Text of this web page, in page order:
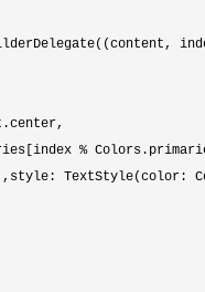
%
TextStyle(color: